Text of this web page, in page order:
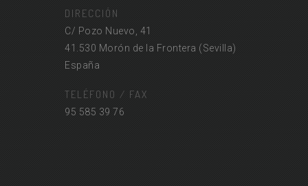
DIRECCIÓN
C/ Pozo Nuevo, 41
41.530 Morón de la Frontera (Sevilla)
España
TELÉFONO / FAX
95 585 39 76